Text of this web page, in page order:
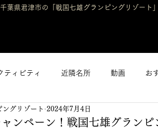
葉県君津市の「戦国七雄グランピングリゾート
ティビティ 近隣名所 動画 お
ンペーン！戦国七雄グラン
グリゾート 2024年7月4日